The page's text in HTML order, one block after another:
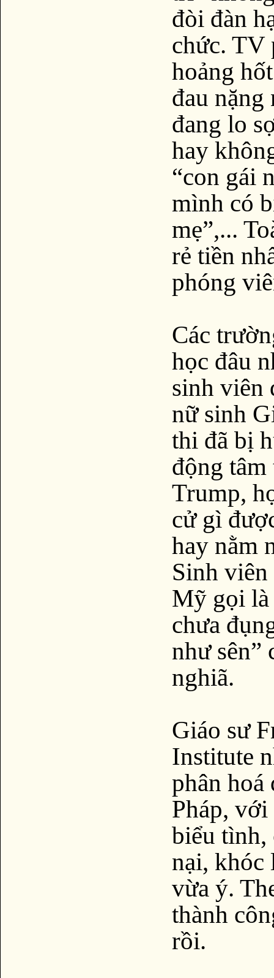
đòi đàn
chức. TV
hoảng
đau
đang lo
hay
“con gái
mình có
mẹ”,...
rẻ tiền
phóng
Các
học đâu
sinh viên
nữ sinh
thi đã bị
động tâm
Trump,
cử gì
hay nằm
Sinh
Mỹ gọi là
chưa
như sên”
nghiã.
Giáo sư
Institute
phân
Pháp,
biểu tình,
nại, khóc
vừa ý.
thành
rồi.